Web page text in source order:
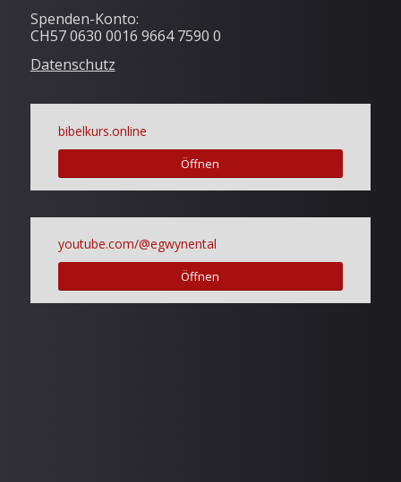
Spenden-Konto:
CH57 0630 0016 9664 7590 0
Datenschutz
bibelkurs.online
Öffnen
youtube.com/@egwynental
Öffnen